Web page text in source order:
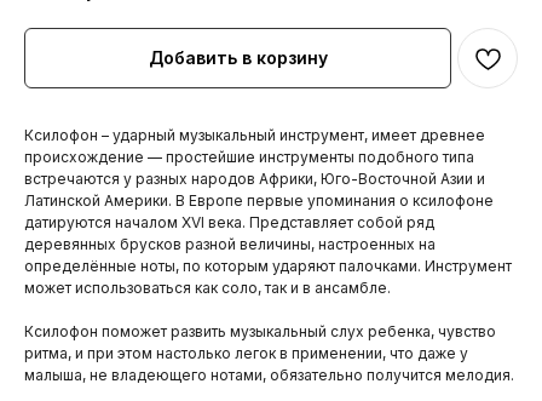
Добавить в корзину
Ксилофон – ударный музыкальный инструмент, имеет древнее
происхождение — простейшие инструменты подобного типа
встречаются у разных народов Африки, Юго-Восточной Азии и
Латинской Америки. В Европе первые упоминания о ксилофоне
датируются началом XVI века. Представляет собой ряд
деревянных брусков разной величины, настроенных на
определённые ноты, по которым ударяют палочками. Инструмент
может использоваться как соло, так и в ансамбле.
Ксилофон поможет развить музыкальный слух ребенка, чувство
ритма, и при этом настолько легок в применении, что даже у
малыша, не владеющего нотами, обязательно получится мелодия.